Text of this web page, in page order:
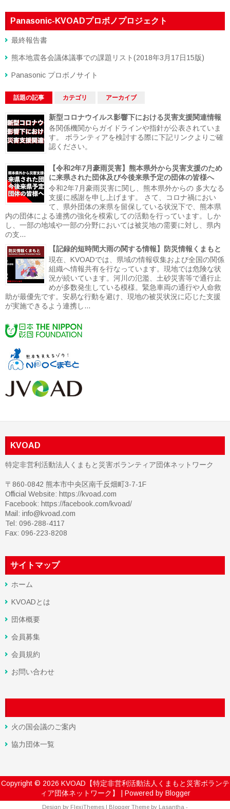
Panasonic-KVOADプロボノプロジェクト
最終報告書
熊本地震各会議体議事での課題リスト(2018年3月17日15版)
Panasonic プロボノサイト
話題の記事 カテゴリ アーカイブ
新型コロナウイルス影響下における災害支援関連情報
各関係機関からガイドラインや指針が公表されていま
す。 ボランティアを検討する際に下記リンクよりご確
認ください。
【令和2年7月豪雨災害】熊本県外から災害支援のため
に来県された団体及び今後来県予定の団体の皆様へ
令和2年7月豪雨災害に関し、熊本県外からの 多大なる
支援に感謝を申し上げます。 さて、コロナ禍におい
て、県外団体の来県を留保している状況下で、熊本県
内の団体による連携の強化を模索しての活動を行っています。しか
し、一部の地域や一部の分野においては被災地の需要に対し、県内
の支...
【記録的短時間大雨の関する情報】防災情報くまもと
現在、KVOADでは、県域の情報収集および全国の関係
組織へ情報共有を行なっています。現地では危険な状
況が続いています。河川の氾濫、土砂災害等で通行止
めが多数発生している模様。緊急車両の通行や人命救
助が最優先です。安易な行動を避け、現地の被災状況に応じた支援
が実施できるよう連携し...
KVOAD
特定非営利活動法人くまもと災害ボランティア団体ネットワーク
〒860-0842 熊本市中央区南千反畑町3-7-1F
Official Website: https://kvoad.com
Facebook: https://facebook.com/kvoad/
Mail: info@kvoad.com
Tel: 096-288-4117
Fax: 096-223-8208
サイトマップ
ホーム
KVOADとは
団体概要
会員募集
会員規約
お問い合わせ
火の国会議のご案内
協力団体一覧
Copyright © 2026 KVOAD【特定非営利活動法人くまもと災害ボランテ
ィア団体ネットワーク】
| Powered by Blogger
Design by FlexiThemes | Blogger Theme by Lasantha -